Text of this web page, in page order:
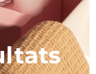
estimée12/8/26
estimée13/8/26